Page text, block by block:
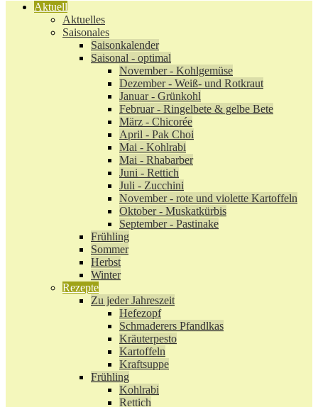
Aktuell
Aktuelles
Saisonales
Saisonkalender
Saisonal - optimal
November - Kohlgemüse
Dezember - Weiß- und Rotkraut
Januar - Grünkohl
Februar - Ringelbete & gelbe Bete
März - Chicorée
April - Pak Choi
Mai - Kohlrabi
Mai - Rhabarber
Juni - Rettich
Juli - Zucchini
November - rote und violette Kartoffeln
Oktober - Muskatkürbis
September - Pastinake
Frühling
Sommer
Herbst
Winter
Rezepte
Zu jeder Jahreszeit
Hefezopf
Schmaderers Pfandlkas
Kräuterpesto
Kartoffeln
Kraftsuppe
Frühling
Kohlrabi
Rettich